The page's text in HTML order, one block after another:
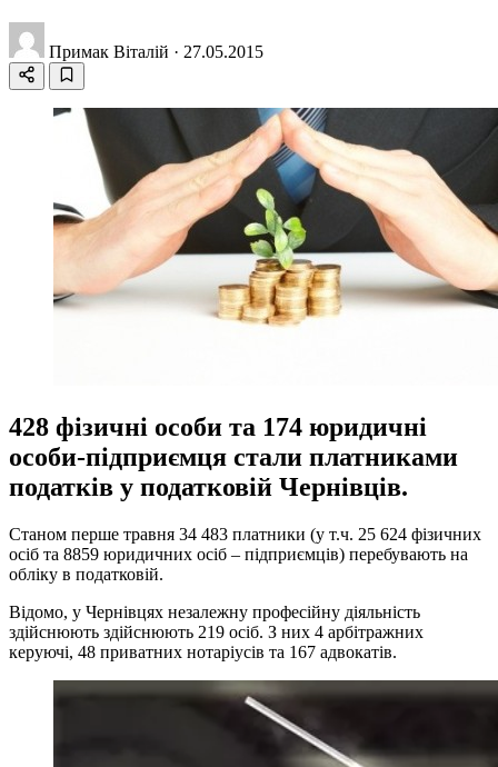
Примак Віталій · 27.05.2015
428 фізичні особи та 174 юридичні
особи-підприємця стали платниками
податків у податковій Чернівців.
Станом перше травня 34 483 платники (у т.ч. 25 624 фізичних
осіб та 8859 юридичних осіб – підприємців) перебувають на
обліку в податковій.
Відомо, у Чернівцях незалежну професійну діяльність
здійснюють здійснюють 219 осіб. З них 4 арбітражних
керуючі, 48 приватних нотаріусів та 167 адвокатів.